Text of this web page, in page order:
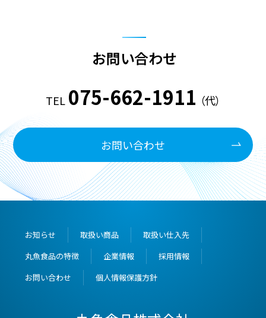
お問い合わせ
TEL 075-662-1911 （代）
お問い合わせ
お知らせ 取扱い商品
取扱い仕入先
丸魚食品の特徴
企業情報
採用情報
お問い合わせ
個人情報保護方針